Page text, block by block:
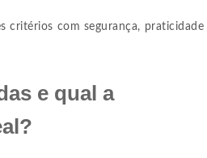
critérios com segurança, praticidade
e qual a